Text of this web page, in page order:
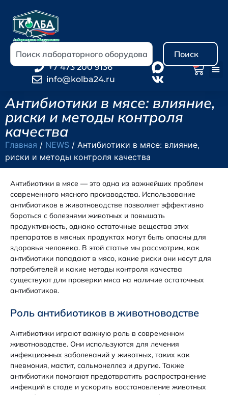
Поиск
+7 473 200 9136
info@kolba24.ru
Антибиотики в мясе: влияние,
риски и методы контроля
качества
Главная / NEWS / Антибиотики в мясе: влияние,
риски и методы контроля качества
Антибиотики в мясе — это одна из важнейших проблем
современного мясного производства. Использование
антибиотиков в животноводстве позволяет эффективно
бороться с болезнями животных и повышать
продуктивность, однако остаточные вещества этих
препаратов в мясных продуктах могут быть опасны для
здоровья человека. В этой статье мы рассмотрим, как
антибиотики попадают в мясо, какие риски они несут для
потребителей и какие методы контроля качества
существуют для проверки мяса на наличие остаточных
антибиотиков.
Роль антибиотиков в животноводстве
Антибиотики играют важную роль в современном
животноводстве. Они используются для лечения
инфекционных заболеваний у животных, таких как
пневмония, мастит, сальмонеллез и другие. Также
антибиотики помогают предотвратить распространение
инфекций в стаде и ускорить восстановление животных